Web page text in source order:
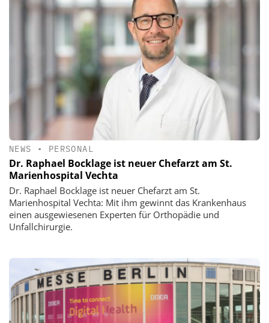
NEWS • PERSONAL
Dr. Raphael Bocklage ist neuer Chefarzt am St.
Marienhospital Vechta
Dr. Raphael Bocklage ist neuer Chefarzt am St.
Marienhospital Vechta: Mit ihm gewinnt das Krankenhaus
einen ausgewiesenen Experten für Orthopädie und
Unfallchirurgie.